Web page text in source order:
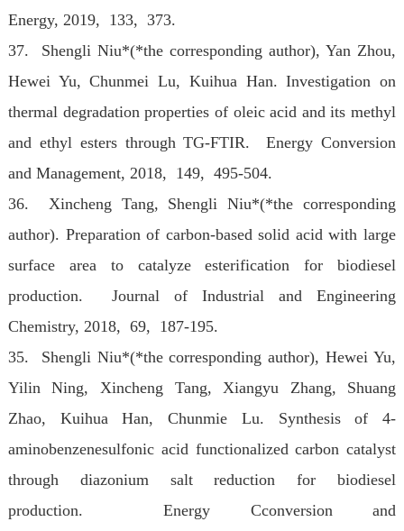
Energy, 2019, 133, 373.
37. Shengli Niu*(*the corresponding author), Yan Zhou,
Hewei Yu, Chunmei Lu, Kuihua Han. Investigation on
thermal degradation properties of oleic acid and its methyl
and ethyl esters through TG-FTIR. Energy Conversion
and Management, 2018, 149, 495-504.
36. Xincheng Tang, Shengli Niu*(*the corresponding
author). Preparation of carbon-based solid acid with large
surface area to catalyze esterification for biodiesel
production. Journal of Industrial and Engineering
Chemistry, 2018, 69, 187-195.
35. Shengli Niu*(*the corresponding author), Hewei Yu,
Yilin Ning, Xincheng Tang, Xiangyu Zhang, Shuang
Zhao, Kuihua Han, Chunmie Lu. Synthesis of 4-
aminobenzenesulfonic acid functionalized carbon catalyst
through diazonium salt reduction for biodiesel
production. Energy Cconversion and